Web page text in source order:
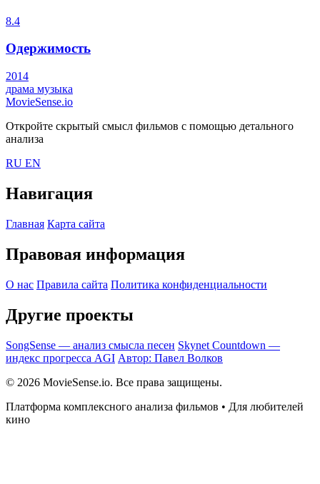
8.4
Одержимость
2014
драма музыка
MovieSense.io
Откройте скрытый смысл фильмов с помощью детального
анализа
RU EN
Навигация
Главная Карта сайта
Правовая информация
О нас Правила сайта Политика конфиденциальности
Другие проекты
SongSense — анализ смысла песен Skynet Countdown —
индекс прогресса AGI Автор: Павел Волков
© 2026 MovieSense.io. Все права защищены.
Платформа комплексного анализа фильмов • Для любителей
кино